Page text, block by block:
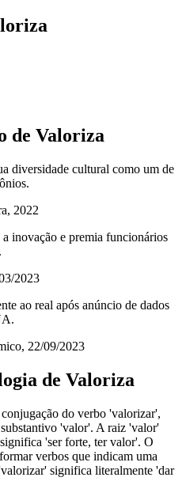
de Valoriza
diversidade cultural como um de
2022
a inovação e premia funcionários
2023
ao real após anúncio de dados
22/09/2023
de Valoriza
do verbo 'valorizar',
'valor'. A raiz 'valor'
'ser forte, ter valor'. O
verbos que indicam uma
significa literalmente 'dar